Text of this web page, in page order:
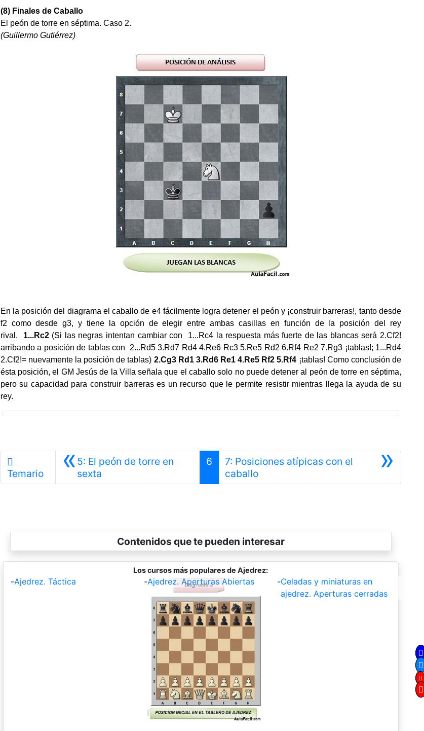
(8) Finales de Caballo
El peón de torre en séptima. Caso 2.
(Guillermo Gutiérrez)
En la posición del diagrama el caballo de e4 fácilmente logra detener el peón y ¡construir barreras!, tanto desde
f2 como desde g3, y tiene la opción de elegir entre ambas casillas en función de la posición del rey
rival. 1...Rc2 (Si las negras intentan cambiar con 1...Rc4 la respuesta más fuerte de las blancas será 2.Cf2!
arribando a posición de tablas con 2...Rd5 3.Rd7 Rd4 4.Re6 Rc3 5.Re5 Rd2 6.Rf4 Re2 7.Rg3 ¡tablas!; 1...Rd4
2.Cf2!= nuevamente la posición de tablas) 2.Cg3 Rd1 3.Rd6 Re1 4.Re5 Rf2 5.Rf4 ¡tablas! Como conclusión de
ésta posición, el GM Jesús de la Villa señala que el caballo solo no puede detener al peón de torre en séptima,
pero su capacidad para construir barreras es un recurso que le permite resistir mientras llega la ayuda de su
rey.
Temario «5: El peón de torre en
sextaAnterior
6 »
7: Posiciones atípicas con el
caballoSiguiente
Contenidos que te pueden interesar
Los cursos más populares de Ajedrez:
-Ajedrez. Táctica -Ajedrez. Aperturas Abiertas -Celadas y miniaturas en
ajedrez. Aperturas cerradas